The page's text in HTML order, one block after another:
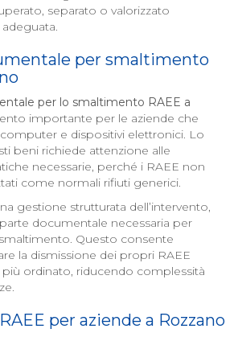
separato o valorizzato
per smaltimento
per lo smaltimento RAEE a
importante per le aziende che
e dispositivi elettronici. Lo
beni richiede attenzione alle
necessarie, perché i RAEE non
come normali rifiuti generici.
gestione strutturata dell’intervento,
documentale necessaria per
Questo consente
la dismissione dei propri RAEE
ordinato, riducendo complessità
per aziende a Rozzano